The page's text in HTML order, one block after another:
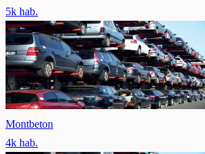
5k hab.
Montbeton
4k hab.